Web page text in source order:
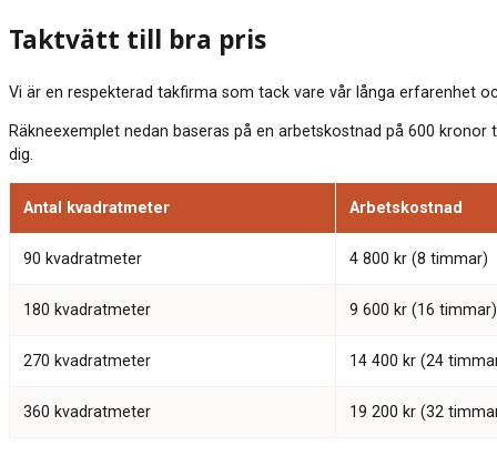
Taktvätt till bra pris
Vi är en respekterad takfirma som tack vare vår långa erfarenhet
Räkneexemplet nedan baseras på en arbetskostnad på 600
dig.
Antal kvadratmeter Arbetskostnad
90 kvadratmeter 4 800 kr (8 timmar)
180 kvadratmeter 9 600 kr (16 timmar)
270 kvadratmeter 14 400 kr (24
360 kvadratmeter 19 200 kr (32